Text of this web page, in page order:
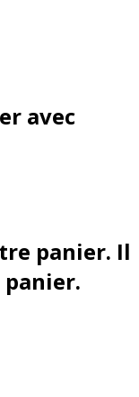
avec
panier. Il